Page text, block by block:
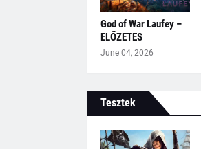
God of War Laufey –
ELŐZETES
June 04, 2026
Tesztek